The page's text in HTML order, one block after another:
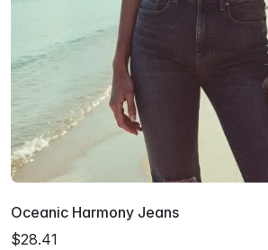
Oceanic Harmony Jeans
$28.41